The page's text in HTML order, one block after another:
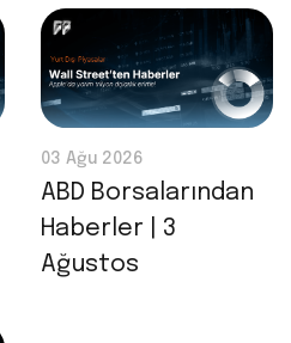
03 Ağu 2026
ABD Borsalarından
Haberler | 3
Ağustos